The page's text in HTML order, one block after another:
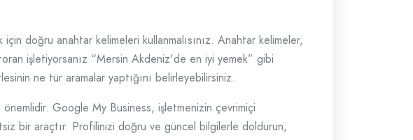
doğru anahtar kelimeleri kullanmalısınız. Anahtar kelimeler,
işletiyorsanız “Mersin Akdeniz'de en iyi yemek” gibi
ne tür aramalar yaptığını belirleyebilirsiniz.
Google My Business, işletmenizin çevrimiçi
bir araçtır. Profilinizi doğru ve güncel bilgilerle doldurun,